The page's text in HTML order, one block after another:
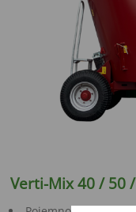
Verti-Mix 40 / 50